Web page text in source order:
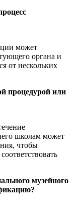
может
органа и
от нескольких
процедурой или
школам может
чтобы
музейного